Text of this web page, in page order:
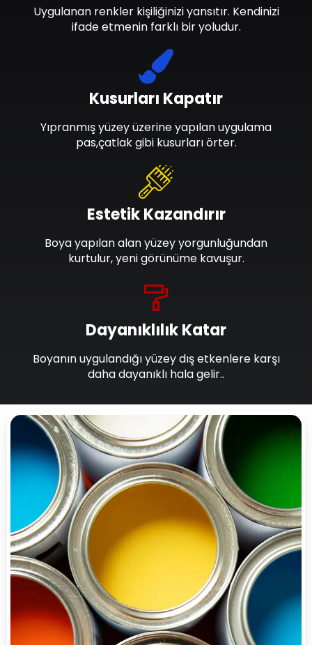
Dayanıklılık Katar
Boyanın uygulandığı yüzey dış etkenlere karşı
daha dayanıklı hala gelir..
Estetik Kazandırır
Boya yapılan alan yüzey yorgunluğundan
kurtulur, yeni görünüme kavuşur.
Kusurları Kapatır
Yıpranmış yüzey üzerine yapılan uygulama
pas,çatlak gibi kusurları örter.
Uygulanan renkler kişiliğinizi yansıtır. Kendinizi
ifade etmenin farklı bir yoludur.